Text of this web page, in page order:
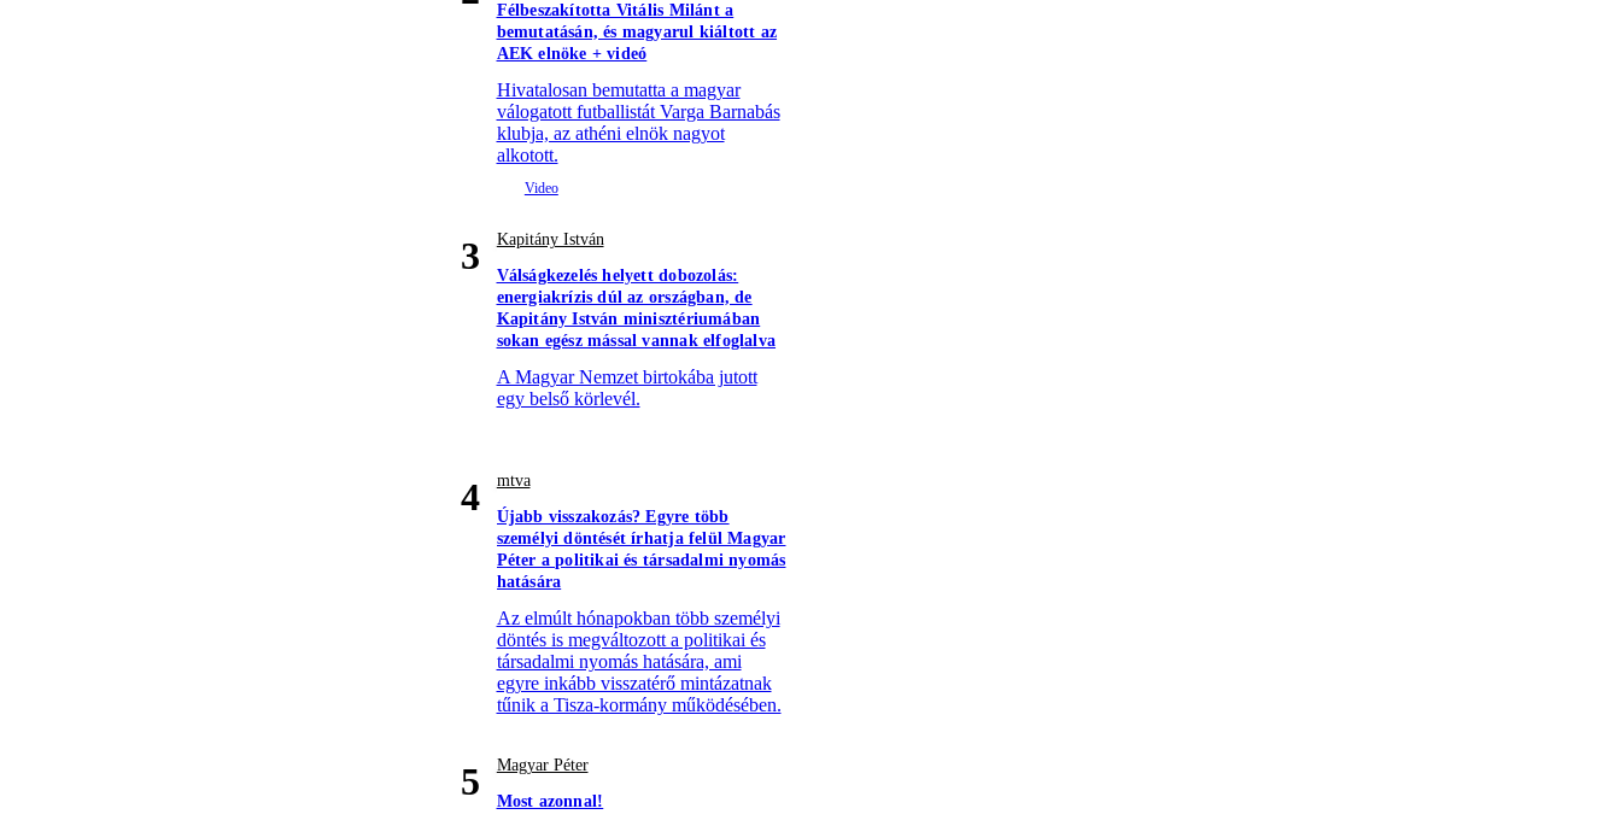
Félbeszakította Vitális Milánt a
bemutatásán, és magyarul kiáltott az
AEK elnöke + videó
Hivatalosan bemutatta a magyar
válogatott futballistát Varga Barnabás
klubja, az athéni elnök nagyot
alkotott.
3
Kapitány István
Válságkezelés helyett dobozolás:
energiakrízis dúl az országban, de
Kapitány István minisztériumában
sokan egész mással vannak elfoglalva
A Magyar Nemzet birtokába jutott
egy belső körlevél.
4
mtva
Újabb visszakozás? Egyre több
személyi döntését írhatja felül Magyar
Péter a politikai és társadalmi nyomás
hatására
Az elmúlt hónapokban több személyi
döntés is megváltozott a politikai és
társadalmi nyomás hatására, ami
egyre inkább visszatérő mintázatnak
tűnik a Tisza-kormány működésében.
5
Magyar Péter
Most azonnal!